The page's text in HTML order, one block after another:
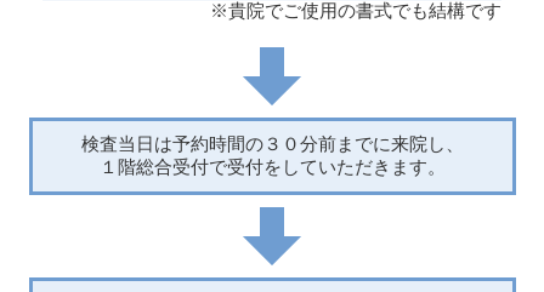
※貴院でご使用の書式でも結構です
検査当日は予約時間の３０分前までに来院し、
１階総合受付で受付をしていただきます。